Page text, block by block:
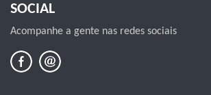
SOCIAL
Acompanhe a gente nas redes sociais